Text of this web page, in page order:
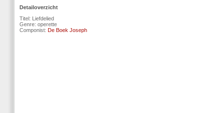
Detailoverzicht
Titel: Liefdelied
Genre: operette
Componist: De Boek Joseph